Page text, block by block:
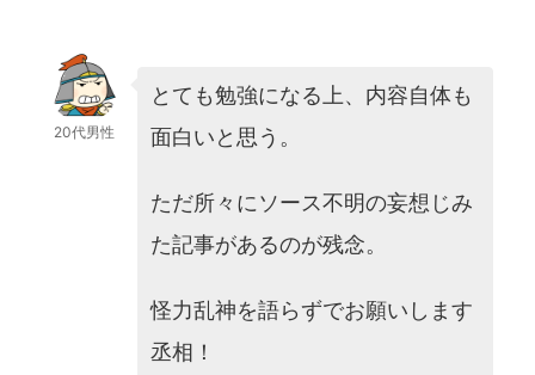
20代男性
とても勉強になる上、内容自体も
面白いと思う。
ただ所々にソース不明の妄想じみ
た記事があるのが残念。
怪力乱神を語らずでお願いします
丞相！